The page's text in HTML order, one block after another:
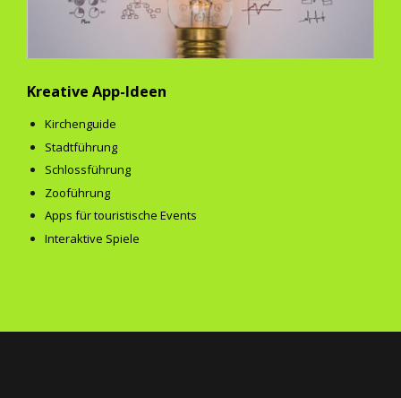
Kreative App-Ideen
Kirchenguide
Stadtführung
Schlossführung
Zooführung
Apps für touristische Events
Interaktive Spiele